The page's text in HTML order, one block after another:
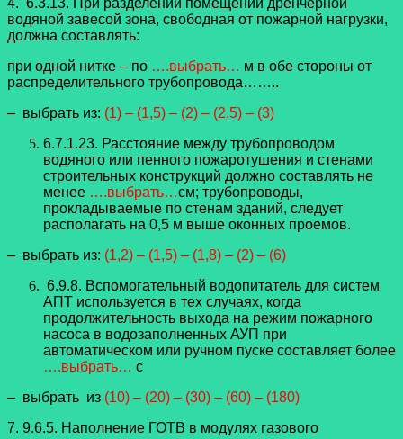
4. 6.3.13. При разделении помещений дренчерной
водяной завесой зона, свободная от пожарной нагрузки,
должна составлять:
при одной нитке – по ….выбрать… м в обе стороны от
распределительного трубопровода……..
– выбрать из: (1) – (1,5) – (2) – (2,5) – (3)
6.7.1.23. Расстояние между трубопроводом
водяного или пенного пожаротушения и стенами
строительных конструкций должно составлять не
менее ….выбрать…см; трубопроводы,
прокладываемые по стенам зданий, следует
располагать на 0,5 м выше оконных проемов.
– выбрать из: (1,2) – (1,5) – (1,8) – (2) – (6)
6.9.8. Вспомогательный водопитатель для систем
АПТ используется в тех случаях, когда
продолжительность выхода на режим пожарного
насоса в водозаполненных АУП при
автоматическом или ручном пуске составляет более
….выбрать… с
– выбрать из (10) – (20) – (30) – (60) – (180)
7. 9.6.5. Наполнение ГОТВ в модулях газового